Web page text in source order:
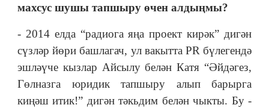
махсус шушы тапшыру өчен алдыңмы?
- 2014 елда “радиога яңа проект кирәк” дигән
сүзләр йөри башлагач, ул вакытта PR бүлегендә
эшләүче кызлар Айсылу белән Катя “Әйдәгез,
Гөлназга юридик тапшыру алып барырга
киңәш итик!” дигән тәкьдим белән чыкты. Бу -